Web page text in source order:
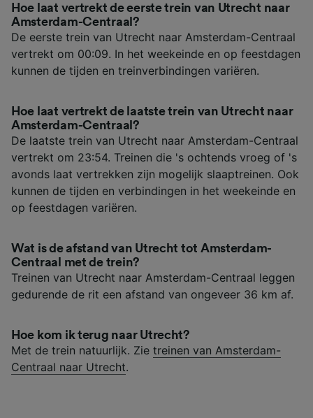
Hoe laat vertrekt de eerste trein van Utrecht naar
Amsterdam-Centraal?
De eerste trein van Utrecht naar Amsterdam-Centraal
vertrekt om 00:09. In het weekeinde en op feestdagen
kunnen de tijden en treinverbindingen variëren.
Hoe laat vertrekt de laatste trein van Utrecht naar
Amsterdam-Centraal?
De laatste trein van Utrecht naar Amsterdam-Centraal
vertrekt om 23:54. Treinen die 's ochtends vroeg of 's
avonds laat vertrekken zijn mogelijk slaaptreinen. Ook
kunnen de tijden en verbindingen in het weekeinde en
op feestdagen variëren.
Wat is de afstand van Utrecht tot Amsterdam-
Centraal met de trein?
Treinen van Utrecht naar Amsterdam-Centraal leggen
gedurende de rit een afstand van ongeveer 36 km af.
Hoe kom ik terug naar Utrecht?
Met de trein natuurlijk. Zie treinen van Amsterdam-
Centraal naar Utrecht.